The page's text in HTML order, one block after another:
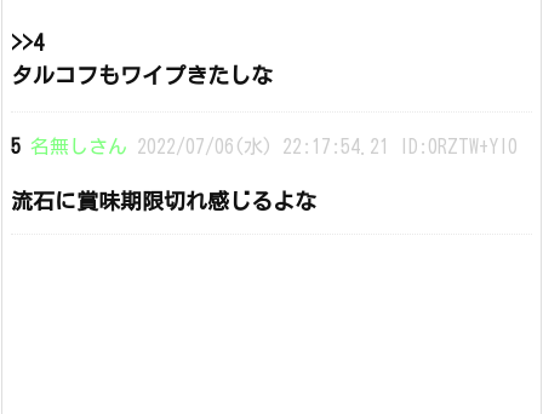
>>4
タルコフもワイプきたしな
5 名無しさん 2022/07/06(水) 22:17:54.21 ID:0RZTW+YI0
流石に賞味期限切れ感じるよな